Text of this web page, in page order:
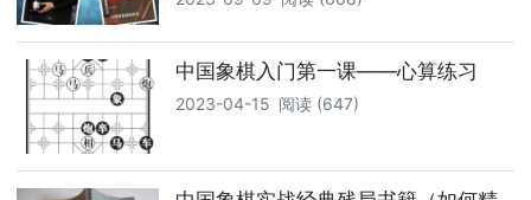
中国象棋入门第一课——心算练习
2023-04-15 阅读 (647)